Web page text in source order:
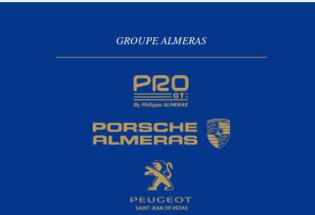
GROUPE ALMERAS